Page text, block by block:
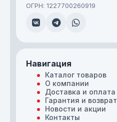
ОГРН: 1227700260919
Навигация
Каталог товаров
О компании
Доставка и оплата
Гарантия и возврат
Новости и акции
Контакты